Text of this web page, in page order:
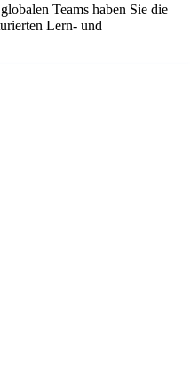
Teams haben Sie die
Lern- und